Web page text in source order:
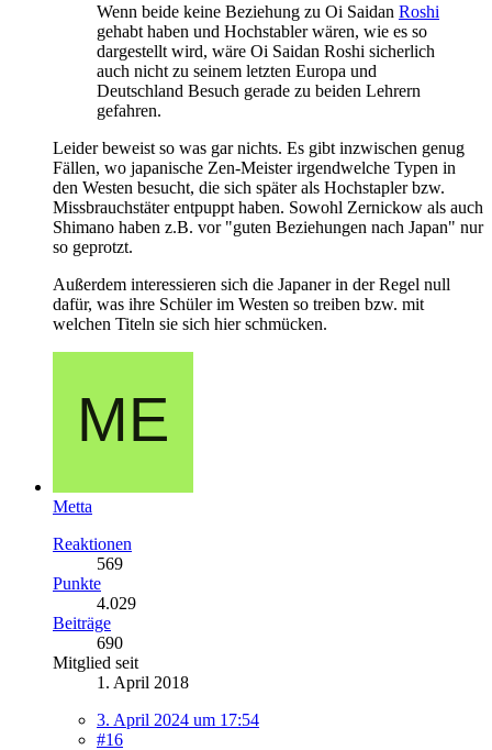
Wenn beide keine Beziehung zu Oi Saidan Roshi
gehabt haben und Hochstabler wären, wie es so
dargestellt wird, wäre Oi Saidan Roshi sicherlich
auch nicht zu seinem letzten Europa und
Deutschland Besuch gerade zu beiden Lehrern
gefahren.
Leider beweist so was gar nichts. Es gibt inzwischen genug
Fällen, wo japanische Zen-Meister irgendwelche Typen in
den Westen besucht, die sich später als Hochstapler bzw.
Missbrauchstäter entpuppt haben. Sowohl Zernickow als auch
Shimano haben z.B. vor "guten Beziehungen nach Japan" nur
so geprotzt.
Außerdem interessieren sich die Japaner in der Regel null
dafür, was ihre Schüler im Westen so treiben bzw. mit
welchen Titeln sie sich hier schmücken.
Metta
Reaktionen
569
Punkte
4.029
Beiträge
690
Mitglied seit
1. April 2018
3. April 2024 um 17:54
#16